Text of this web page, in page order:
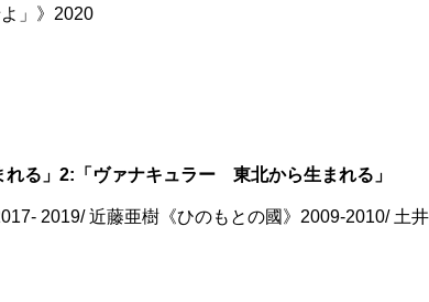
」》2020
る」2:「ヴァナキュラー 東北から生まれる」
2019/ 近藤亜樹《ひのもとの國》2009-2010/ 土